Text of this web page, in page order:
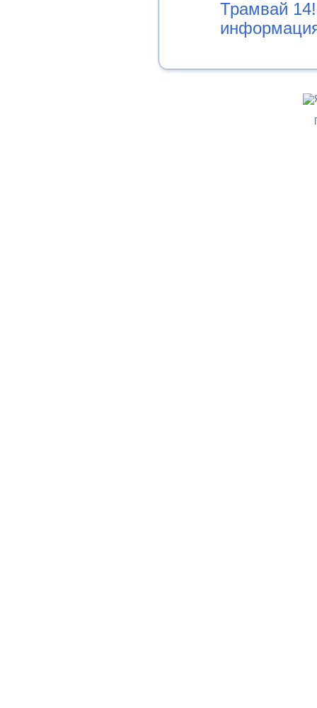
Трамвай